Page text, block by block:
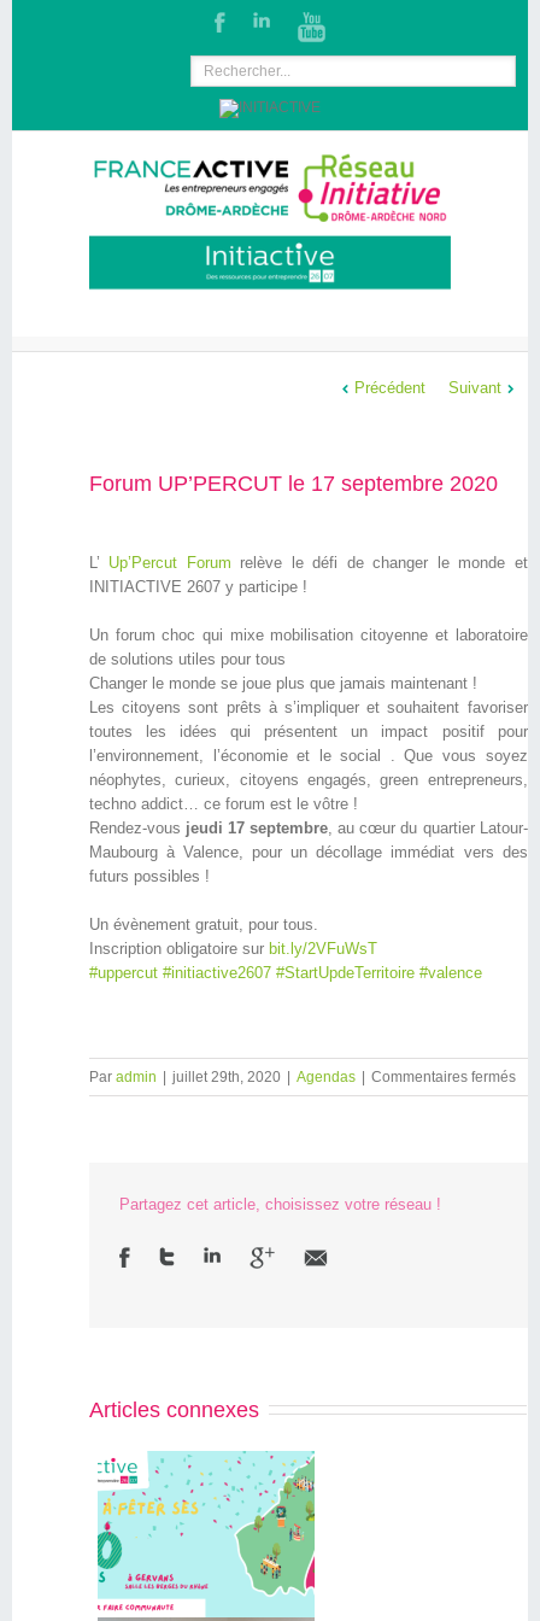
Précédent Suivant
Forum UP’PERCUT le 17 septembre 2020
L’ Up’Percut Forum relève le défi de changer le monde et
INITIACTIVE 2607 y participe !
Un forum choc qui mixe mobilisation citoyenne et laboratoire
de solutions utiles pour tous
Changer le monde se joue plus que jamais maintenant !
Les citoyens sont prêts à s’impliquer et souhaitent favoriser
toutes les idées qui présentent un impact positif pour
l’environnement, l’économie et le social . Que vous soyez
néophytes, curieux, citoyens engagés, green entrepreneurs,
techno addict… ce forum est le vôtre !
Rendez-vous jeudi 17 septembre, au cœur du quartier Latour-
Maubourg à Valence, pour un décollage immédiat vers des
futurs possibles !
Un évènement gratuit, pour tous.
Inscription obligatoire sur bit.ly/2VFuWsT
#uppercut #initiactive2607 #StartUpdeTerritoire #valence
Par admin juillet 29th, 2020 Agendas Commentaires fermés
Partagez cet article, choisissez votre réseau !
Articles connexes